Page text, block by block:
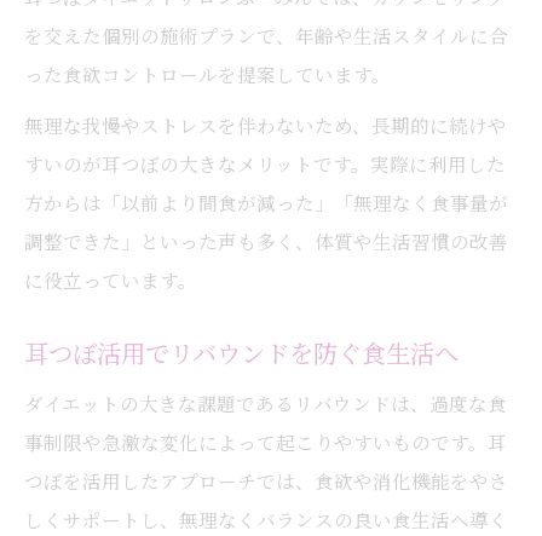
を交えた個別の施術プランで、年齢や生活スタイルに合
った食欲コントロールを提案しています。
無理な我慢やストレスを伴わないため、長期的に続けや
すいのが耳つぼの大きなメリットです。実際に利用した
方からは「以前より間食が減った」「無理なく食事量が
調整できた」といった声も多く、体質や生活習慣の改善
に役立っています。
耳つぼ活用でリバウンドを防ぐ食生活へ
ダイエットの大きな課題であるリバウンドは、過度な食
事制限や急激な変化によって起こりやすいものです。耳
つぼを活用したアプローチでは、食欲や消化機能をやさ
しくサポートし、無理なくバランスの良い食生活へ導く